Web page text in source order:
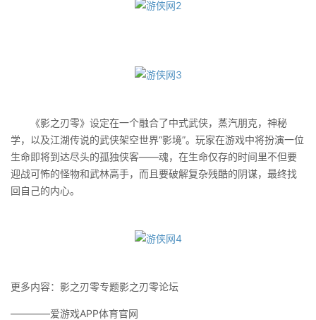
《影之刃零》设定在一个融合了中式武侠，蒸汽朋克，神秘
学，以及江湖传说的武侠架空世界“影境”。玩家在游戏中将扮演一位
生命即将到达尽头的孤独侠客——魂，在生命仅存的时间里不但要
迎战可怖的怪物和武林高手，而且要破解复杂残酷的阴谋，最终找
回自己的内心。
更多内容：影之刃零专题影之刃零论坛
————爱游戏APP体育官网